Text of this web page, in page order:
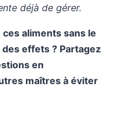
déjà de gérer.
aliments sans le
effets ? Partagez
en
maîtres à éviter